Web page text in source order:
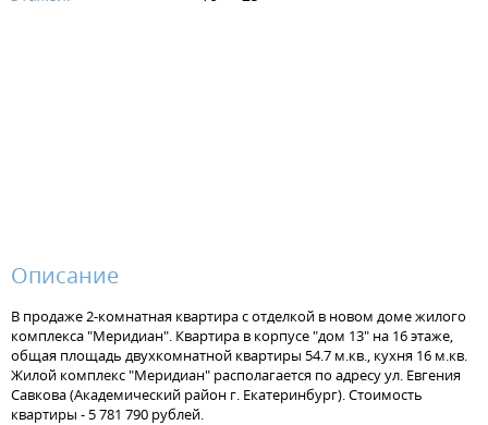
Описание
В продаже 2-комнатная квартира с отделкой в новом доме жилого
комплекса "Меридиан". Квартира в корпусе "дом 13" на 16 этаже,
общая площадь двухкомнатной квартиры 54.7 м.кв., кухня 16 м.кв.
Жилой комплекс "Меридиан" располагается по адресу ул. Евгения
Савкова (Академический район г. Екатеринбург). Стоимость
квартиры - 5 781 790 рублей.